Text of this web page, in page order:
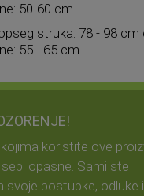
50-60 cm
struka: 78 - 98
55 - 65 cm
koristite ove
opasne. Sami ste
svoje postupke, odluke i